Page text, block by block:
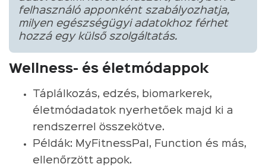
felhasználó apponként szabályozhatja,
milyen egészségügyi adatokhoz férhet
hozzá egy külső szolgáltatás.
Wellness- és életmódappok
Táplálkozás, edzés, biomarkerek,
életmódadatok nyerhetőek majd ki a
rendszerrel összekötve.
Példák: MyFitnessPal, Function és más,
ellenőrzött appok.